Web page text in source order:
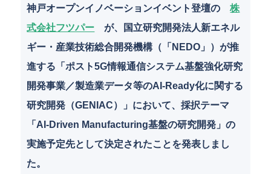
e
b
o
o
k
e
dI
n
神戸オープンイノベーションイベント登壇の株
式会社フツパー が、国立研究開発法人新エネル
ギー・産業技術総合開発機構（「NEDO」）が推
進する「ポスト5G情報通信システム基盤強化研究
開発事業／製造業データ等のAI-Ready化に関する
研究開発（GENIAC）」において、採択テーマ
「AI-Driven Manufacturing基盤の研究開発」の
実施予定先として決定されたことを発表しまし
た。